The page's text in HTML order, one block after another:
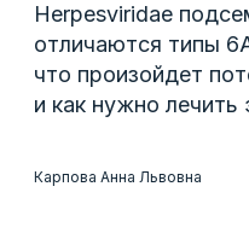
Herpesviridae
отличаются типы
что произойдет
и как нужно лечить
Карпова Анна Львовна